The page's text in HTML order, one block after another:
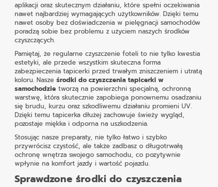
aplikacji oraz skutecznym działaniu, które spełni oczekiwania
nawet najbardziej wymagających użytkowników. Dzięki temu
nawet osoby bez doświadczenia w pielęgnacji samochodów
poradzą sobie bez problemu z użyciem naszych środków
czyszczących.
Pamiętaj, że regularne czyszczenie foteli to nie tylko kwestia
estetyki, ale przede wszystkim skuteczna forma
zabezpieczenia tapicerki przed trwałym zniszczeniem i utratą
koloru. Nasze środki do czyszczenia tapicerki w
samochodzie tworzą na powierzchni specjalną, ochronną
warstwę, która skutecznie zapobiega ponownemu osadzaniu
się brudu, kurzu oraz szkodliwemu działaniu promieni UV.
Dzięki temu tapicerka dłużej zachowuje świeży wygląd,
pozostaje miękka i odporna na uszkodzenia.
Stosując nasze preparaty, nie tylko łatwo i szybko
przywrócisz czystość, ale także zadbasz o długotrwałą
ochronę wnętrza swojego samochodu, co pozytywnie
wpłynie na komfort jazdy i wartość pojazdu.
Sprawdzone środki do czyszczenia